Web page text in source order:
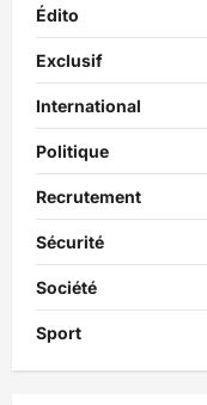
Édito
Exclusif
International
Politique
Recrutement
Sécurité
Société
Sport